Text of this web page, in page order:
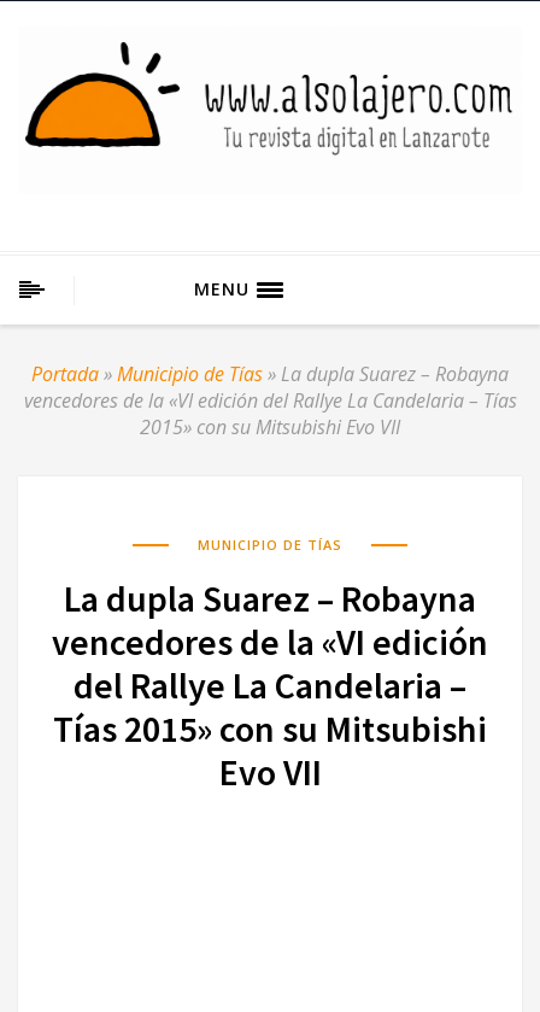
MENU
Portada»Municipio de Tías» La dupla Suarez – Robayna
vencedores de la «VI edición del Rallye La Candelaria – Tías
2015» con su Mitsubishi Evo VII
MUNICIPIO DE TÍAS
La dupla Suarez – Robayna
vencedores de la «VI edición
del Rallye La Candelaria –
Tías 2015» con su Mitsubishi
Evo VII